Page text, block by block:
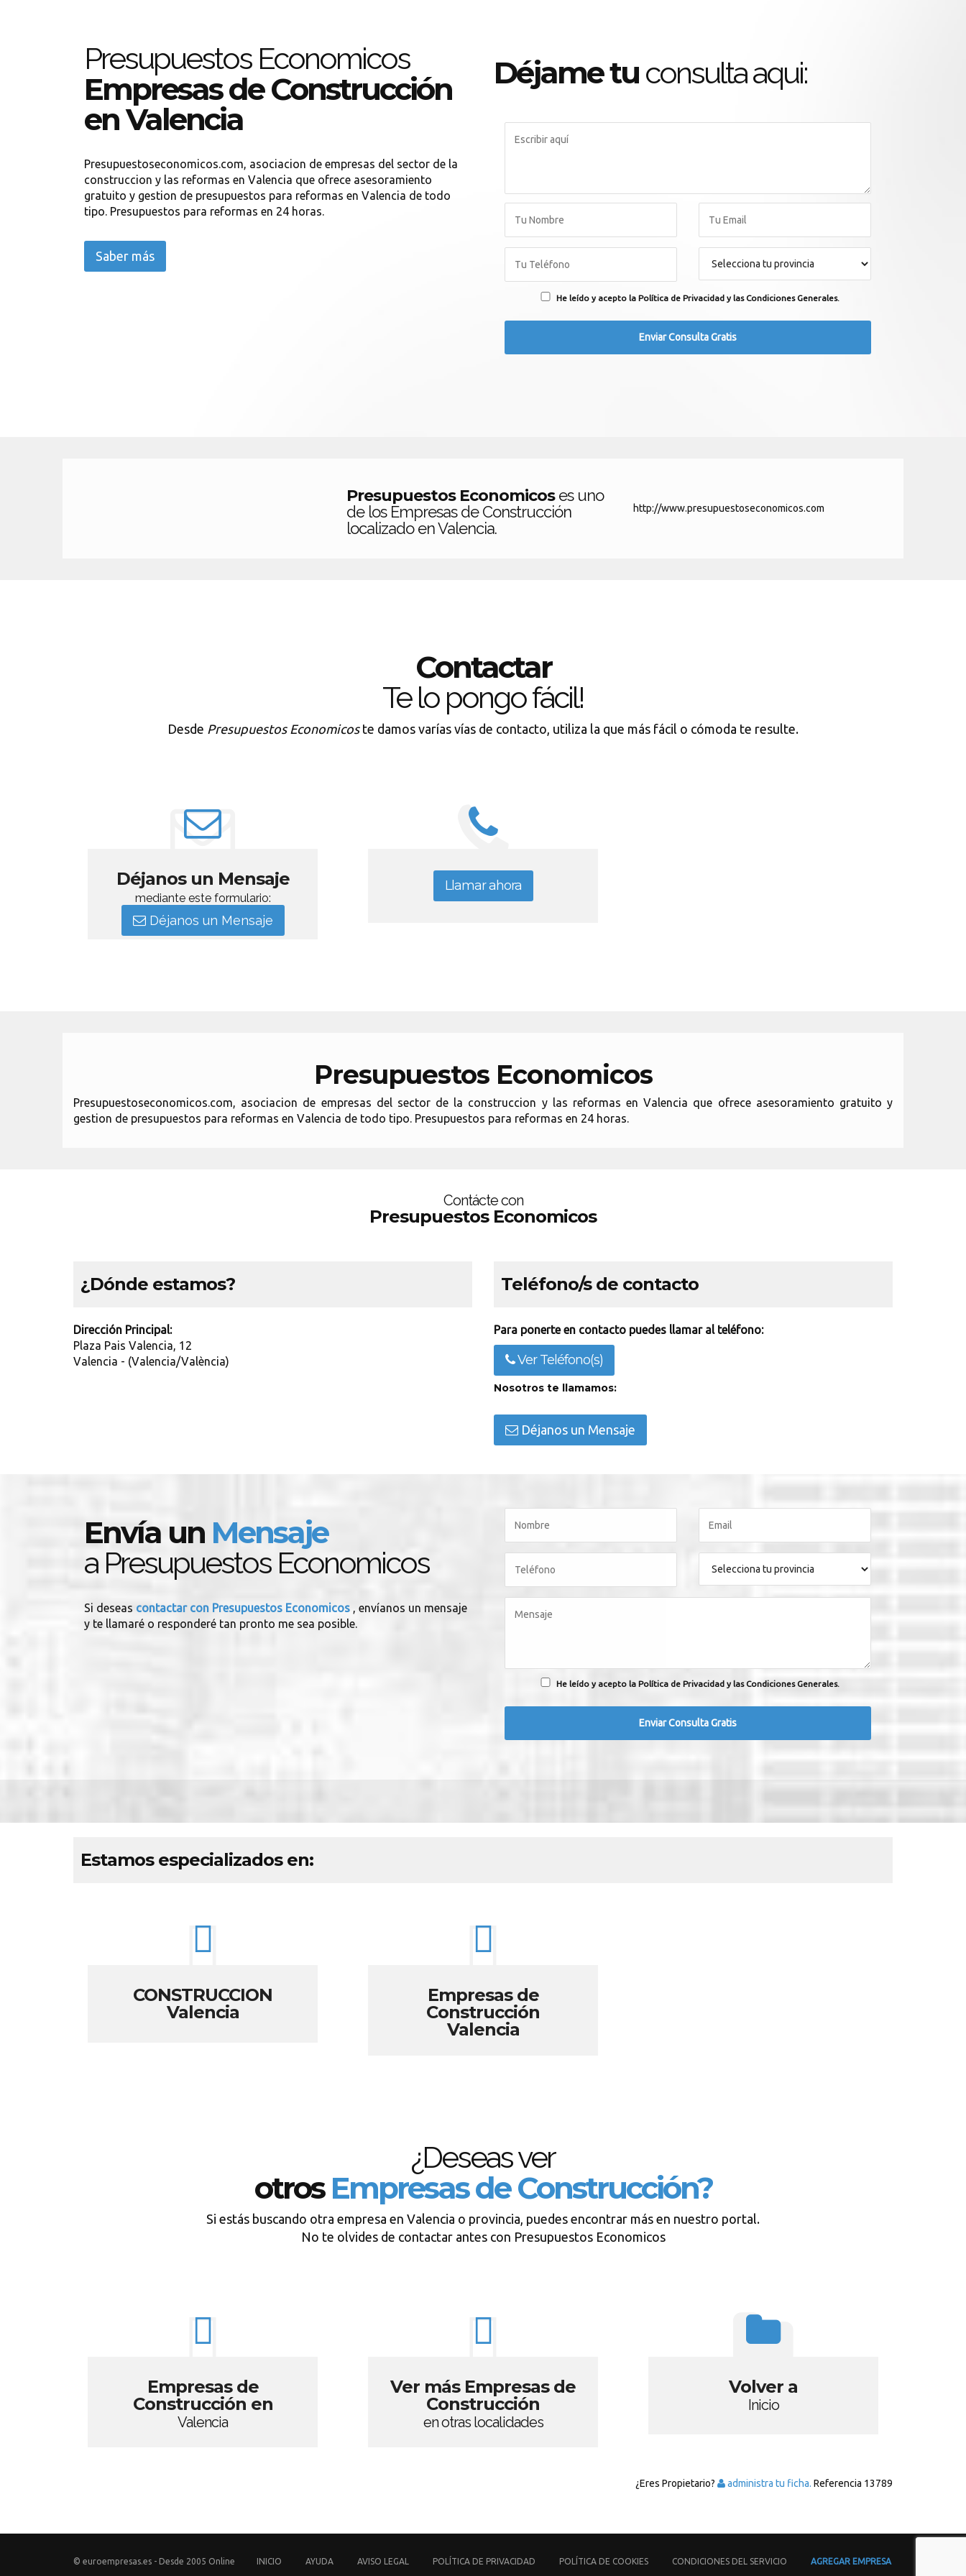
Presupuestos Economicos
Empresas de Construcción
en Valencia
Presupuestoseconomicos.com, asociacion de empresas del sector de la
construccion y las reformas en Valencia que ofrece asesoramiento
gratuito y gestion de presupuestos para reformas en Valencia de todo
tipo. Presupuestos para reformas en 24 horas.
Saber más
Déjame tu consulta aqui:
He leído y acepto la Política de Privacidad y las Condiciones Generales.
Presupuestos Economicoses uno
de los Empresas de Construcción
localizado en Valencia.
http://www.presupuestoseconomicos.com
Contactar
Te lo pongo fácil!
Desde Presupuestos Economicoste damos varías vías de contacto, utiliza la que más fácil o cómoda te resulte.
Déjanos un Mensaje
mediante este formulario:
Déjanos un Mensaje
Llamar ahora
Presupuestos Economicos
Presupuestoseconomicos.com, asociacion de empresas del sector de la construccion y las reformas en Valencia que ofrece asesoramiento gratuito y
gestion de presupuestos para reformas en Valencia de todo tipo. Presupuestos para reformas en 24 horas.
Contácte con
Presupuestos Economicos
¿Dónde estamos?
Dirección Principal:
Plaza Pais Valencia, 12
Valencia - (Valencia/València)
Teléfono/s de contacto
Para ponerte en contacto puedes llamar al teléfono:
Ver Teléfono(s)
Nosotros te llamamos:
Déjanos un Mensaje
Envía un Mensaje
a Presupuestos Economicos
Si deseas contactar con Presupuestos Economicos , envíanos un mensaje
y te llamaré o responderé tan pronto me sea posible.
He leído y acepto la Política de Privacidad y las Condiciones Generales.
Estamos especializados en:
CONSTRUCCION
Valencia
Empresas de
Construcción
Valencia
¿Deseas ver
otrosEmpresas de Construcción?
Si estás buscando otra empresa en Valencia o provincia, puedes encontrar más en nuestro portal.
No te olvides de contactar antes con Presupuestos Economicos
Empresas de
Construcción en
Valencia
Ver más Empresas de
Construcción
en otras localidades
Volver a
Inicio
¿Eres Propietario? administra tu ficha. Referencia 13789
© euroempresas.es - Desde 2005 Online INICIO AYUDA AVISO LEGAL POLÍTICA DE PRIVACIDAD POLÍTICA DE COOKIES CONDICIONES DEL SERVICIO AGREGAR EMPRESA